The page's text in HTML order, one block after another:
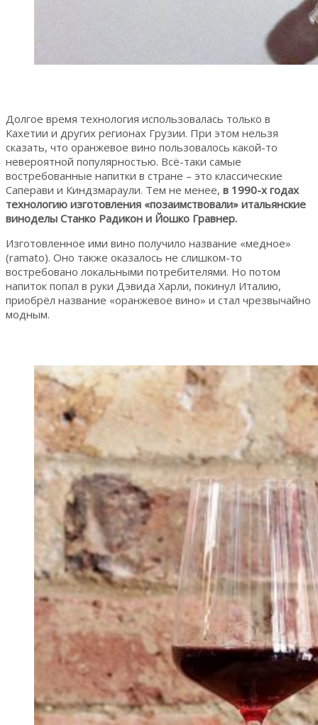
Долгое время технология использовалась только в
Кахетии и других регионах Грузии. При этом нельзя
сказать, что оранжевое вино пользовалось какой-то
невероятной популярностью. Всё-таки самые
востребованные напитки в стране – это классические
Саперави и Киндзмараули. Тем не менее, в 1990-х годах
технологию изготовления «позаимствовали» итальянские
виноделы Станко Радикон и Йошко Гравнер.
Изготовленное ими вино получило название «медное»
(ramato). Оно также оказалось не слишком-то
востребовано локальными потребителями. Но потом
напиток попал в руки Дэвида Харли, покинул Италию,
приобрёл название «оранжевое вино» и стал чрезвычайно
модным.